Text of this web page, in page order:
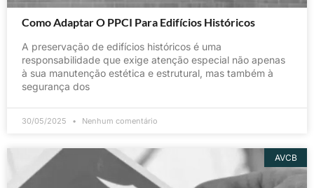
Como Adaptar O PPCI Para Edifícios Históricos
A preservação de edifícios históricos é uma
responsabilidade que exige atenção especial não apenas
à sua manutenção estética e estrutural, mas também à
segurança dos
30/05/2025 Nenhum comentário
AVCB